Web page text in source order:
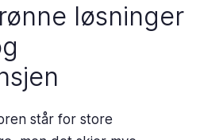
løsninger
står for store